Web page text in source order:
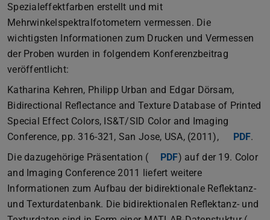
Spezialeffektfarben erstellt und mit
Mehrwinkelspektralfotometern vermessen. Die
wichtigsten Informationen zum Drucken und Vermessen
der Proben wurden in folgendem Konferenzbeitrag
veröffentlicht:
Katharina Kehren, Philipp Urban and Edgar Dörsam,
Bidirectional Reflectance and Texture Database of Printed
Special Effect Colors, IS&T/SID Color and Imaging
Conference, pp. 316-321, San Jose, USA, (2011),
PDF.
Die dazugehörige Präsentation (
PDF(PDF-Datei)
(wird in neuem Tab
) auf der 19. Color
and Imaging Conference 2011 liefert weitere
Informationen zum Aufbau der bidirektionale Reflektanz-
und Texturdatenbank. Die bidirektionalen Reflektanz- und